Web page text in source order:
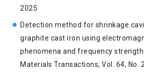
2025
Detection method for shrinkage
graphite cast iron using
phenomena and frequency
Materials Transactions, Vol. 64, No.